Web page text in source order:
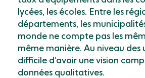
lycées, les écoles. Entre les
départements, les
monde ne compte pas les
même manière. Au niveau des
difficile d’avoir une vision
données qualitatives.